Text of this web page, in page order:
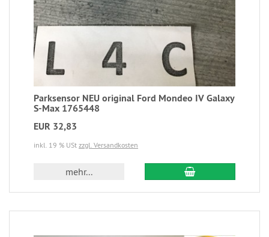
Parksensor NEU original Ford Mondeo IV Galaxy
S-Max 1765448
EUR 32,83
inkl. 19 % USt zzgl. Versandkosten
mehr...